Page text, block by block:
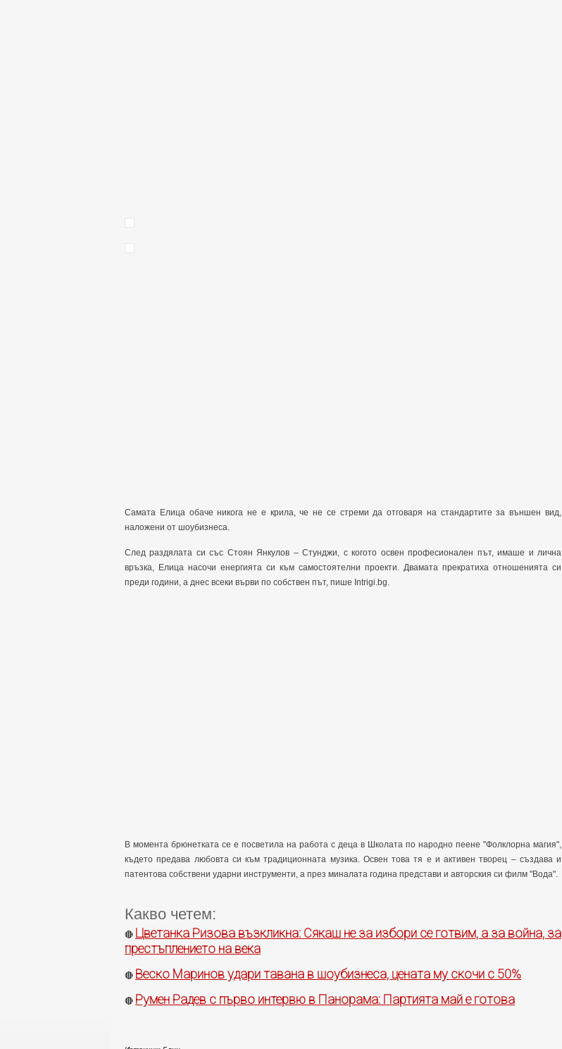
Самата Елица обаче никога не е крила, че не се стреми да отговаря на стандартите за външен вид,
наложени от шоубизнеса.
След раздялата си със Стоян Янкулов – Стунджи, с когото освен професионален път, имаше и лична
връзка, Елица насочи енергията си към самостоятелни проекти. Двамата прекратиха отношенията си
преди години, а днес всеки върви по собствен път, пише Intrigi.bg.
В момента брюнетката се е посветила на работа с деца в Школата по народно пеене "Фолклорна магия",
където предава любовта си към традиционната музика. Освен това тя е и активен творец – създава и
патентова собствени ударни инструменти, а през миналата година представи и авторския си филм "Вода".
Какво четем:
🔴 Цветанка Ризова възкликна: Сякаш не за избори се готвим, а за война, за
престъплението на века
🔴 Веско Маринов удари тавана в шоубизнеса, цената му скочи с 50%
🔴 Румен Радев с първо интервю в Панорама: Партията май е готова